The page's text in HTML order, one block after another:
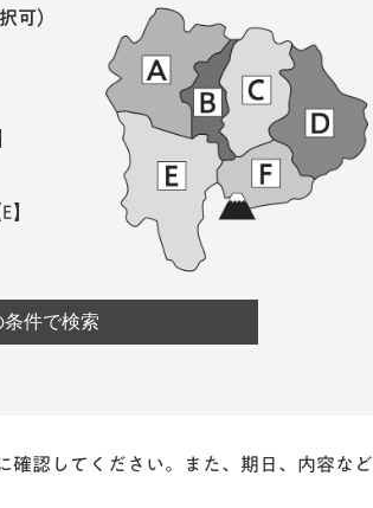
可）
E】
確認してください。また、期日、内容など